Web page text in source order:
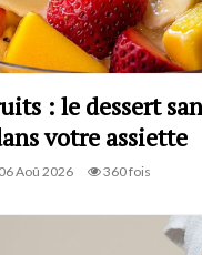
: le dessert
votre assiette
06 Aoû 2026 360 fois